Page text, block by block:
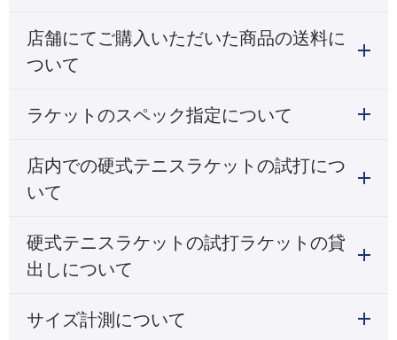
店舗にてご購入いただいた商品の送料に
ついて
ラケットのスペック指定について
店内での硬式テニスラケットの試打につ
いて
硬式テニスラケットの試打ラケットの貸
出しについて
サイズ計測について